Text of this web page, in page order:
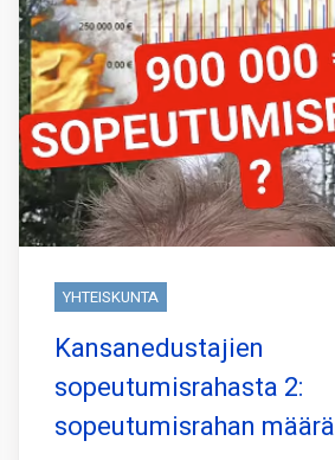
YHTEISKUNTA
Kansanedustajien
sopeutumisrahasta 2:
sopeutumisrahan määrä